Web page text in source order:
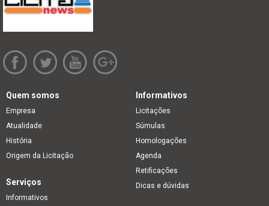
Quem somos
Empresa
Atualidade
História
Origem da Licitação
Informativos
Licitações
Súmulas
Homologações
Agenda
Retificações
Dicas e dúvidas
Serviços
Informativos